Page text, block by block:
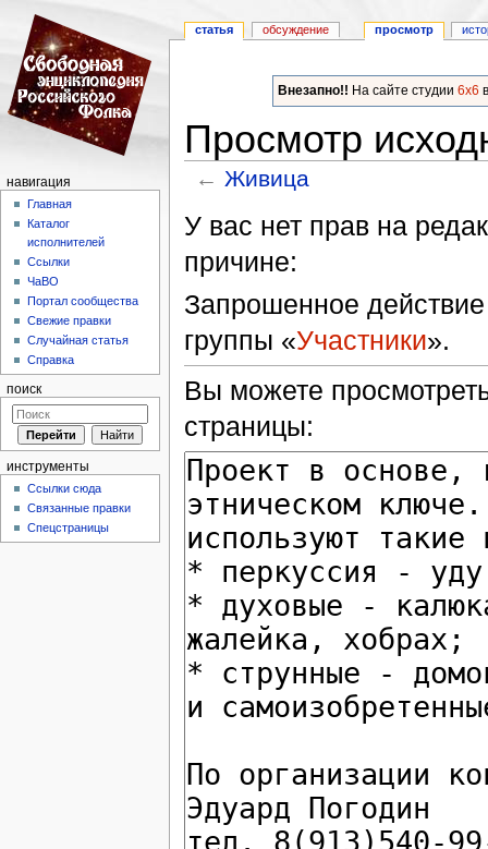
Внезапно!! На сайте студии 6x6
Просмотр
← Живица
У вас нет прав на
причине:
Запрошенное действие
группы «Участники».
Вы можете
страницы:
статья обсуждение просмотр
навигация
Главная
Каталог
исполнителей
Ссылки
ЧаВО
Портал сообщества
Свежие правки
Случайная статья
Справка
поиск
инструменты
Ссылки сюда
Связанные правки
Спецстраницы